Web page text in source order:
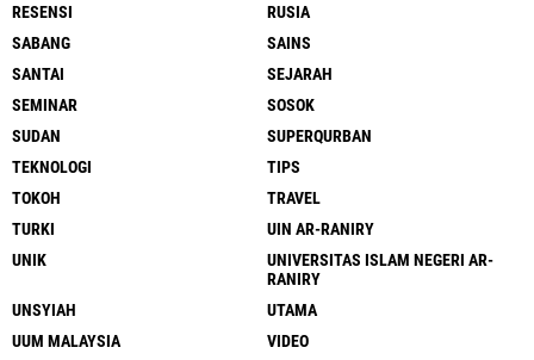
RESENSI
RUSIA
SABANG
SAINS
SANTAI
SEJARAH
SEMINAR
SOSOK
SUDAN
SUPERQURBAN
TEKNOLOGI
TIPS
TOKOH
TRAVEL
TURKI
UIN AR-RANIRY
UNIK
UNIVERSITAS ISLAM NEGERI AR-
RANIRY
UNSYIAH
UTAMA
UUM MALAYSIA
VIDEO